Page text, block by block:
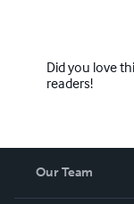
Did you love
readers!
Our Team